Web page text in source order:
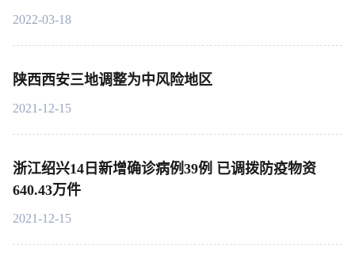
2022-03-18
陕西西安三地调整为中风险地区
2021-12-15
浙江绍兴14日新增确诊病例39例 已调拨防疫物资
640.43万件
2021-12-15